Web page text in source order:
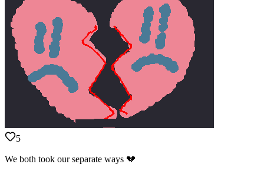
5
We both took our separate ways 💔